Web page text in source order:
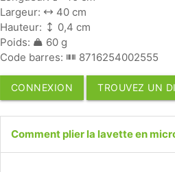
Largeur:
40 cm
Hauteur:
0,4 cm
Poids:
60 g
Code barres:
8716254002555
CONNEXION TROUVEZ UN
Comment plier la lavette en